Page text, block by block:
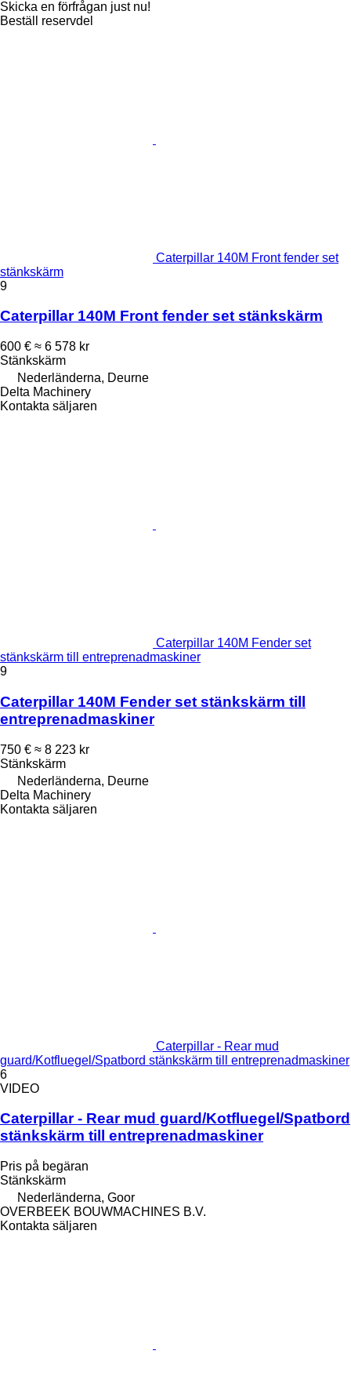
Skicka en förfrågan just nu!
Beställ reservdel
Caterpillar 140M Front fender set
stänkskärm
9
Caterpillar 140M Front fender set stänkskärm
600 € ≈ 6 578 kr
Stänkskärm
Nederländerna, Deurne
Delta Machinery
Kontakta säljaren
Caterpillar 140M Fender set
stänkskärm till entreprenadmaskiner
9
Caterpillar 140M Fender set stänkskärm till
entreprenadmaskiner
750 € ≈ 8 223 kr
Stänkskärm
Nederländerna, Deurne
Delta Machinery
Kontakta säljaren
Caterpillar - Rear mud
guard/Kotfluegel/Spatbord stänkskärm till entreprenadmaskiner
6
VIDEO
Caterpillar - Rear mud guard/Kotfluegel/Spatbord
stänkskärm till entreprenadmaskiner
Pris på begäran
Stänkskärm
Nederländerna, Goor
OVERBEEK BOUWMACHINES B.V.
Kontakta säljaren